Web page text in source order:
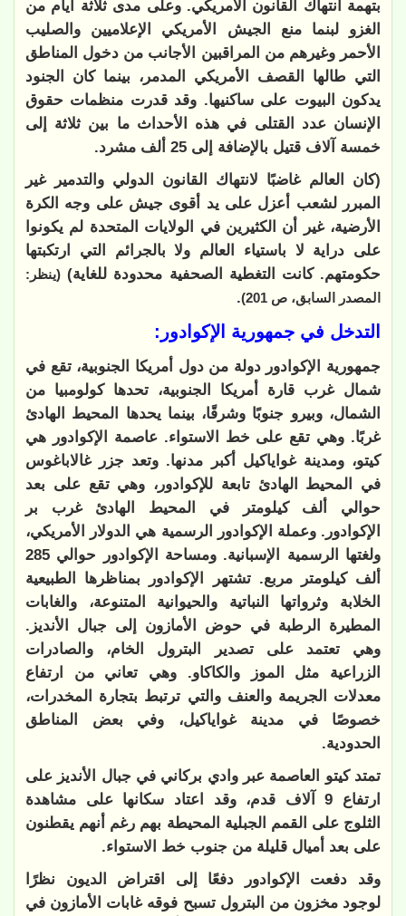
بتهمة انتهاك القانون الأمريكي. وعلى مدى ثلاثة أيام من
الغزو لبنما منع الجيش الأمريكي الإعلاميين والصليب
الأحمر وغيرهم من المراقبين الأجانب من دخول المناطق
التي طالها القصف الأمريكي المدمر، بينما كان الجنود
يدكون البيوت على ساكنيها. وقد قدرت منظمات حقوق
الإنسان عدد القتلى في هذه الأحداث ما بين ثلاثة إلى
خمسة آلاف قتيل بالإضافة إلى 25 ألف مشرد.
(كان العالم غاضبًا لانتهاك القانون الدولي والتدمير غير
المبرر لشعب أعزل على يد أقوى جيش على وجه الكرة
الأرضية، غير أن الكثيرين في الولايات المتحدة لم يكونوا
على دراية لا باستياء العالم ولا بالجرائم التي ارتكبتها
حكومتهم. كانت التغطية الصحفية محدودة للغاية) (ينظر:
المصدر السابق، ص 201)
.
التدخل في جمهورية الإكوادور:
جمهورية الإكوادور دولة من دول أمريكا الجنوبية، تقع في
شمال غرب قارة أمريكا الجنوبية، تحدها كولومبيا من
الشمال، وبيرو جنوبًا وشرقًا، بينما يحدها المحيط الهادئ
غربًا. وهي تقع على خط الاستواء. عاصمة الإكوادور هي
كيتو، ومدينة غواياكيل أكبر مدنها. وتعد جزر غالاباغوس
في المحيط الهادئ تابعة للإكوادور، وهي تقع على بعد
حوالي ألف كيلومتر في المحيط الهادئ غرب بر
الإكوادور. وعملة الإكوادور الرسمية هي الدولار الأمريكي،
ولغتها الرسمية الإسبانية. ومساحة الإكوادور حوالي 285
ألف كيلومتر مربع. تشتهر الإكوادور بمناظرها الطبيعية
الخلابة وثرواتها النباتية والحيوانية المتنوعة، والغابات
المطيرة الرطبة في حوض الأمازون إلى جبال الأنديز.
وهي تعتمد على تصدير البترول الخام، والصادرات
الزراعية مثل الموز والكاكاو. وهي تعاني من ارتفاع
معدلات الجريمة والعنف والتي ترتبط بتجارة المخدرات،
خصوصًا في مدينة غواياكيل، وفي بعض المناطق
الحدودية.
تمتد كيتو العاصمة عبر وادي بركاني في جبال الأنديز على
ارتفاع 9 آلاف قدم، وقد اعتاد سكانها على مشاهدة
الثلوج على القمم الجبلية المحيطة بهم رغم أنهم يقطنون
على بعد أميال قليلة من جنوب خط الاستواء.
وقد دفعت الإكوادور دفعًا إلى اقتراض الديون نظرًا
لوجود مخزون من البترول تسبح فوقه غابات الأمازون في